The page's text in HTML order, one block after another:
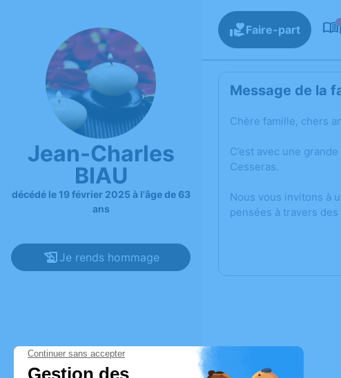
Jean-Charles
BIAU
décédé le 19 février 2025 à l'âge de 63
ans
Je rends hommage
Faire-part
Message de la
Chère famille, chers
C’est avec une
Cesseras.
Nous vous invitons à
pensées à travers